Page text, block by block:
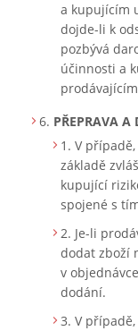
a kupujícím
dojde-li k
pozbývá
účinnosti a
PŘEPRAVA
V
základě
kupující
spojené s
Je-li
dodat zboží
v
dodání.
V